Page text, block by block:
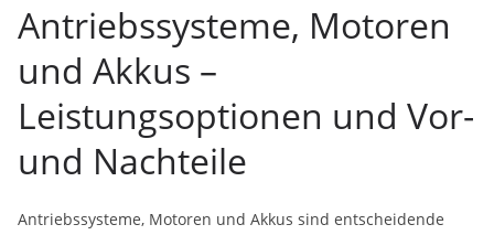
Antriebssysteme, Motoren
und Akkus –
Leistungsoptionen und Vor-
und Nachteile
Antriebssysteme, Motoren und Akkus sind entscheidende